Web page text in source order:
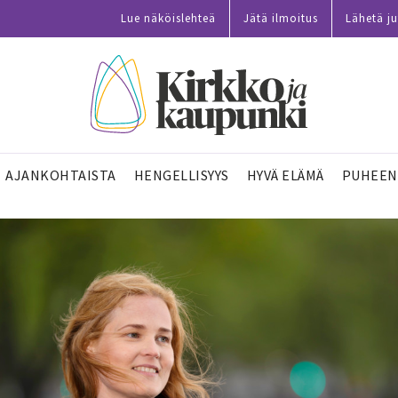
Lue näköislehteä Jätä ilmoitus Lähetä
AJANKOHTAISTA HENGELLISYYS HYVÄ ELÄMÄ